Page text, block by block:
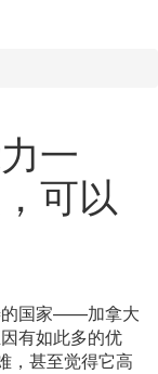
一
可以
的国家——加拿大
有如此多的优
，甚至觉得它高